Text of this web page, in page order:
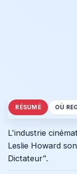
RÉSUMÉ OÙ
L'industrie
Leslie Howard
Dictateur".